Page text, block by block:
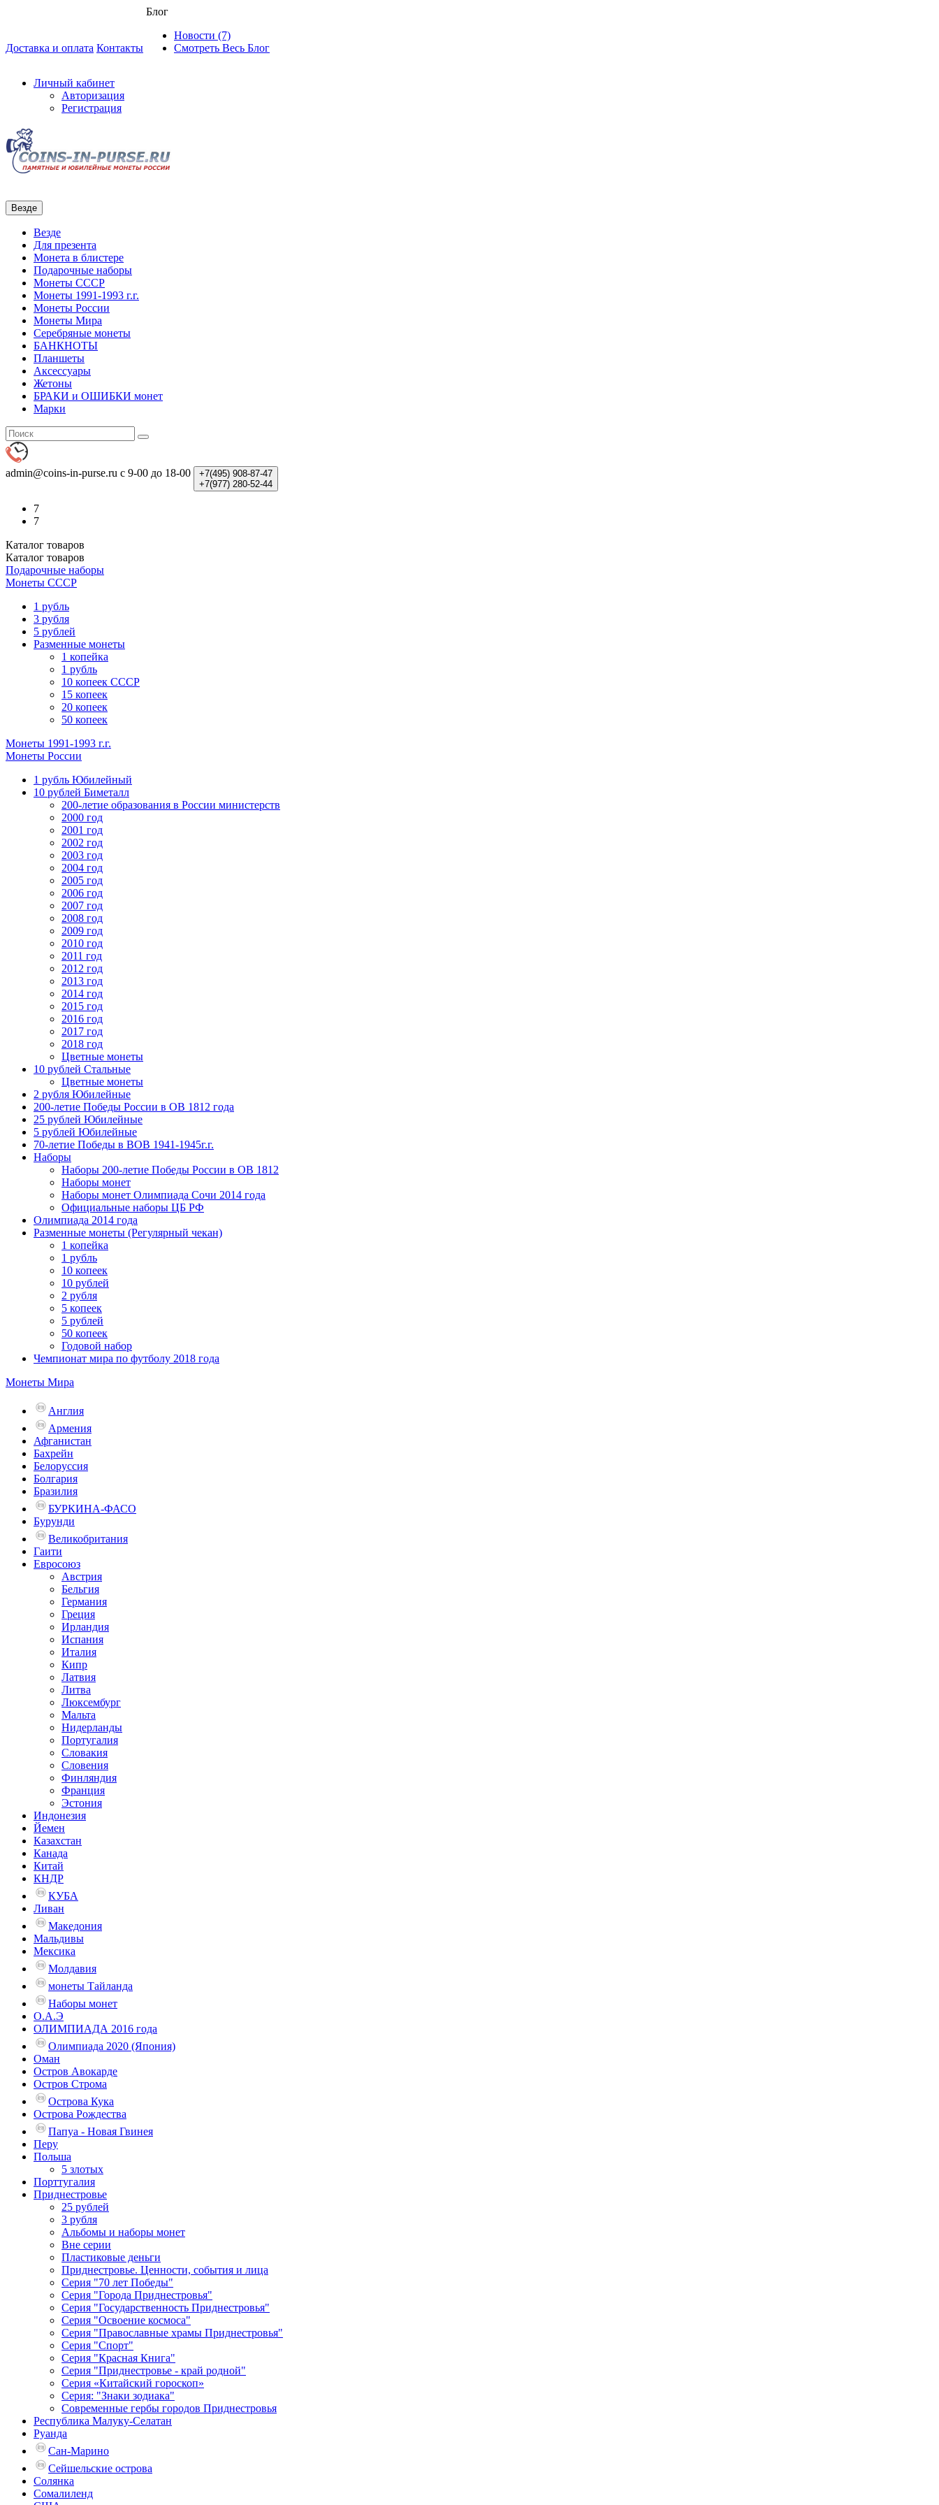
Доставка и оплата Контакты
Блог
Новости (7)
Смотреть Весь Блог
Личный кабинет
Авторизация
Регистрация
Везде
Везде
Для презента
Монета в блистере
Подарочные наборы
Монеты СССР
Монеты 1991-1993 г.г.
Монеты России
Монеты Мира
Серебряные монеты
БАНКНОТЫ
Планшеты
Аксессуары
Жетоны
БРАКИ и ОШИБКИ монет
Марки
admin@coins-in-purse.ru с 9-00 до 18-00 +7(495) 908-87-47
+7(977) 280-52-44
7
7
Каталог товаров
Каталог товаров
Подарочные наборы
Монеты СССР
1 рубль
3 рубля
5 рублей
Разменные монеты
1 копейка
1 рубль
10 копеек СССР
15 копеек
20 копеек
50 копеек
Монеты 1991-1993 г.г.
Монеты России
1 рубль Юбилейный
10 рублей Биметалл
200-летие образования в России министерств
2000 год
2001 год
2002 год
2003 год
2004 год
2005 год
2006 год
2007 год
2008 год
2009 год
2010 год
2011 год
2012 год
2013 год
2014 год
2015 год
2016 год
2017 год
2018 год
Цветные монеты
10 рублей Стальные
Цветные монеты
2 рубля Юбилейные
200-летие Победы России в ОВ 1812 года
25 рублей Юбилейные
5 рублей Юбилейные
70-летие Победы в ВОВ 1941-1945г.г.
Наборы
Наборы 200-летие Победы России в ОВ 1812
Наборы монет
Наборы монет Олимпиада Сочи 2014 года
Официальные наборы ЦБ РФ
Олимпиада 2014 года
Разменные монеты (Регулярный чекан)
1 копейка
1 рубль
10 копеек
10 рублей
2 рубля
5 копеек
5 рублей
50 копеек
Годовой набор
Чемпионат мира по футболу 2018 года
Монеты Мира
Англия
Армения
Афганистан
Бахрейн
Белоруссия
Болгария
Бразилия
БУРКИНА-ФАСО
Бурунди
Великобритания
Гаити
Евросоюз
Австрия
Бельгия
Германия
Греция
Ирландия
Испания
Италия
Кипр
Латвия
Литва
Люксембург
Мальта
Нидерланды
Португалия
Словакия
Словения
Финляндия
Франция
Эстония
Индонезия
Йемен
Казахстан
Канада
Китай
КНДР
КУБА
Ливан
Македония
Мальдивы
Мексика
Молдавия
монеты Тайланда
Наборы монет
О.А.Э
ОЛИМПИАДА 2016 года
Олимпиада 2020 (Япония)
Оман
Остров Авокарде
Остров Строма
Острова Кука
Острова Рождества
Папуа - Новая Гвинея
Перу
Польша
5 злотых
Порттугалия
Приднестровье
25 рублей
3 рубля
Альбомы и наборы монет
Вне серии
Пластиковые деньги
Приднестровье. Ценности, события и лица
Серия "70 лет Победы"
Серия "Города Приднестровья"
Серия "Государственность Приднестровья"
Серия "Освоение космоса"
Серия "Православные храмы Приднестровья"
Серия "Спорт"
Серия "Красная Книга"
Серия "Приднестровье - край родной"
Серия «Китайский гороскоп»
Серия: "Знаки зодиака"
Современные гербы городов Приднестровья
Республика Малуку-Селатан
Руанда
Сан-Марино
Сейшельские острова
Солянка
Сомалиленд